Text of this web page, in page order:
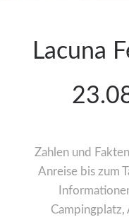
Lacuna
Zahlen und
Anreise bis zum